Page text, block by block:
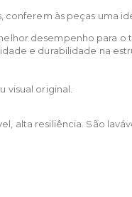
às peças uma
desempenho para o
e durabilidade na
visual original.
alta resiliência. São